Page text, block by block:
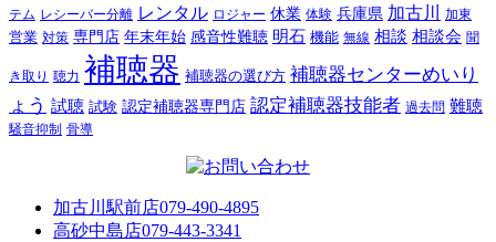
テム レシーバー分離 レンタル ロジャー 休業 体験 兵庫県 加古川 加東
営業 対策 専門店 年末年始 感音性難聴 明石 機能 無線 相談 相談会 聞
き取り 聴力 補聴器 補聴器の選び方 補聴器センターめいり
ょう 試聴 試験 認定補聴器専門店 認定補聴器技能者 過去問 難聴
騒音抑制 骨導
加古川駅前店079-490-4895
高砂中島店079-443-3341